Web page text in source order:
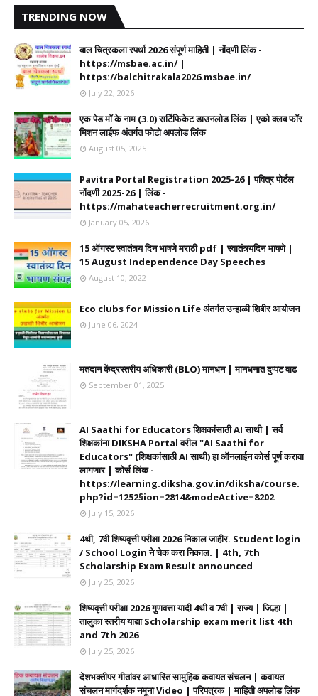
TRENDING NOW
बाल चित्रकला स्पर्धा 2026 संपूर्ण माहिती | नोंदणी लिंक -
https://msbae.ac.in/ |
https://balchitrakala2026.msbae.in/
July 22, 2026
एक पेड मॉ के नाम (3.0) सर्टिफिकेट डाउनलोड लिंक | एको क्लब फॉर
मिशन लाईफ अंतर्गत फोटो अपलोड लिंक
August 05, 2025
Pavitra Portal Registration 2025-26 | पवित्र पोर्टल
नोंदणी 2025-26 | लिंक -
https://mahateacherrecruitment.org.in/
January 05, 2026
15 ऑगस्ट स्वातंत्र्य दिन भाषणे मराठी pdf | स्वातंत्र्यदिन भाषणे |
15 August Independence Day Speeches
August 10, 2022
Eco clubs for Mission Life अंतर्गत उन्हाळी शिबीर आयोजन
June 06, 2024
मतदान केंद्रस्तरीय अधिकारी (BLO) मानधन | मानधनात दुप्पट वाढ
September 01, 2025
AI Saathi for Educators शिक्षकांसाठी AI साथी | सर्व
शिक्षकांना DIKSHA Portal वरील "AI Saathi for
Educators" (शिक्षकांसाठी AI साथी) हा ऑनलाईन कोर्स पूर्ण करावा
लागणार | कोर्स लिंक -
https://learning.diksha.gov.in/diksha/course.
php?id=1252§ion=2814&modeActive=8202
July 15, 2026
4थी, 7वी शिष्यवृत्ती परीक्षा 2026 निकाल जाहीर. Student login
/ School Login ने चेक करा निकाल. | 4th, 7th
Scholarship Exam Result announced
July 25, 2026
शिष्यवृत्ती परीक्षा 2026 गुणवत्ता यादी 4थी व 7वी | राज्य | जिल्हा |
तालुका स्तरीय याद्या Scholarship exam merit list 4th
and 7th 2026
July 25, 2026
देशभक्तीपर गीतांवर आधारित सामुहिक कवायत संचलन | कवायत
संचलन मार्गदर्शक नमूना Video | परिपत्रक | माहिती अपलोड लिंक